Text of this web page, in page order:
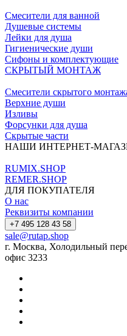
Смесители для ванной
Душевые системы
Лейки для душа
Гигиенические души
Сифоны и комплектующие
СКРЫТЫЙ МОНТАЖ
Смесители скрытого
Верхние души
Изливы
Форсунки для душа
Скрытые части
НАШИ ИНТЕРНЕТ-
RUMIX.SHOP
REMER.SHOP
ДЛЯ ПОКУПАТЕЛЯ
О нас
Реквизиты компании
+7 495 128 43 58
sale@rutap.shop
г. Москва, Холодильный
офис 3233